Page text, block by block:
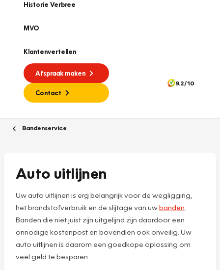
Historie Verbree
MVO
Klantenvertellen
Afspraak maken
Contact
9.2/10
Bandenservice
Auto uitlijnen
Uw auto uitlijnen is erg belangrijk voor de wegligging,
het brandstofverbruik en de slijtage van uwbanden
Banden die niet juist zijn uitgelijnd zijn daardoor een
onnodige kostenpost en bovendien ook onveilig. Uw
auto uitlijnen is daarom een goedkope oplossing om
veel geld te besparen.